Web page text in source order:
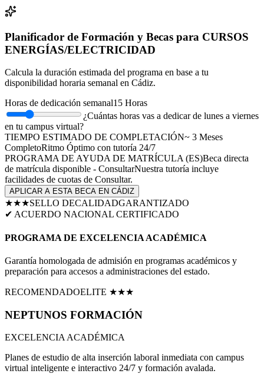
Planificador de Formación y Becas para CURSOS
ENERGÍAS/ELECTRICIDAD
Calcula la duración estimada del programa en base a tu
disponibilidad horaria semanal en Cádiz.
Horas de dedicación semanal15 Horas
¿Cuántas horas vas a dedicar de lunes a viernes
en tu campus virtual?
TIEMPO ESTIMADO DE COMPLETACIÓN~ 3 Meses
CompletoRitmo Óptimo con tutoría 24/7
PROGRAMA DE AYUDA DE MATRÍCULA (ES)Beca directa
de matrícula disponible - ConsultarNuestra tutoría incluye
facilidades de cuotas de Consultar.
APLICAR A ESTA BECA EN CÁDIZ
★★★SELLO DECALIDADGARANTIZADO
✔ ACUERDO NACIONAL CERTIFICADO
PROGRAMA DE EXCELENCIA ACADÉMICA
Garantía homologada de admisión en programas académicos y
preparación para accesos a administraciones del estado.
RECOMENDADOELITE ★★★
NEPTUNOS FORMACIÓN
EXCELENCIA ACADÉMICA
Planes de estudio de alta inserción laboral inmediata con campus
virtual inteligente e interactivo 24/7 y formación avalada.